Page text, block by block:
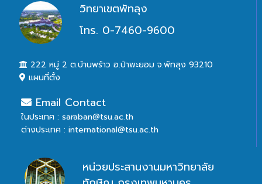
วิทยาเขตพัทลุง
โทร. 0-7460-9600
222 หมู่ 2 ต.บ้านพร้าว อ.ป่าพะยอม จ.พัทลุง 93210
แผนที่ตั้ง
Email Contact
ในประเทศ : saraban@tsu.ac.th
ต่างประเทศ : international@tsu.ac.th
หน่วยประสานงานมหาวิทยาลัย